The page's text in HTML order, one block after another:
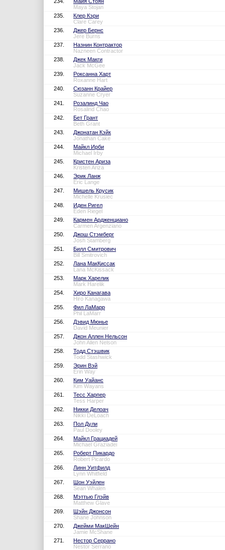
Maya Stojan
235.
Клер Кэри
Clare Carey
236.
Джер Бернс
Jere Burns
237.
Назнин Контрактор
Nazneen Contractor
238.
Джек Макги
Jack McGee
239.
Роксанна Харт
Roxanne Hart
240.
Сюзанн Крайер
Suzanne Cryer
241.
Розалинд Чао
Rosalind Chao
242.
Бет Грант
Beth Grant
243.
Джонатан Кэйк
Jonathan Cake
244.
Майкл Ирби
Michael Irby
245.
Кристен Ариза
Kristen Ariza
246.
Эрик Ланж
Eric Lange
247.
Мишель Крусик
Michelle Krusiec
248.
Иден Ригел
Eden Riegel
249.
Кармен Ардженциано
Carmen Argenziano
250.
Джош Стэмберг
Josh Stamberg
251.
Билл Смитрович
Bill Smitrovich
252.
Лана МакКиссак
Lana McKissack
253.
Марк Харелик
Mark Harelik
254.
Хиро Канагава
Hiro Kanagawa
255.
Фил ЛаМарр
Phil LaMarr
256.
Дэвид Мюнье
David Meunier
257.
Джон Аллен Нельсон
John Allen Nelson
258.
Тодд Стэшвик
Todd Stashwick
259.
Эрин Вэй
Erin Way
260.
Ким Уайанс
Kim Wayans
261.
Тесс Харпер
Tess Harper
262.
Никки Делоач
Nikki DeLoach
263.
Пол Дули
Paul Dooley
264.
Майкл Грациадей
Michael Graziadei
265.
Роберт Пикардо
Robert Picardo
266.
Линн Уитфилд
Lynn Whitfield
267.
Шон Уэйлен
Sean Whalen
268.
Мэттью Глэйв
Matthew Glave
269.
Шэйн Джонсон
Shane Johnson
270.
Джейми МакШейн
Jamie McShane
271.
Нестор Серрано
Nestor Serrano